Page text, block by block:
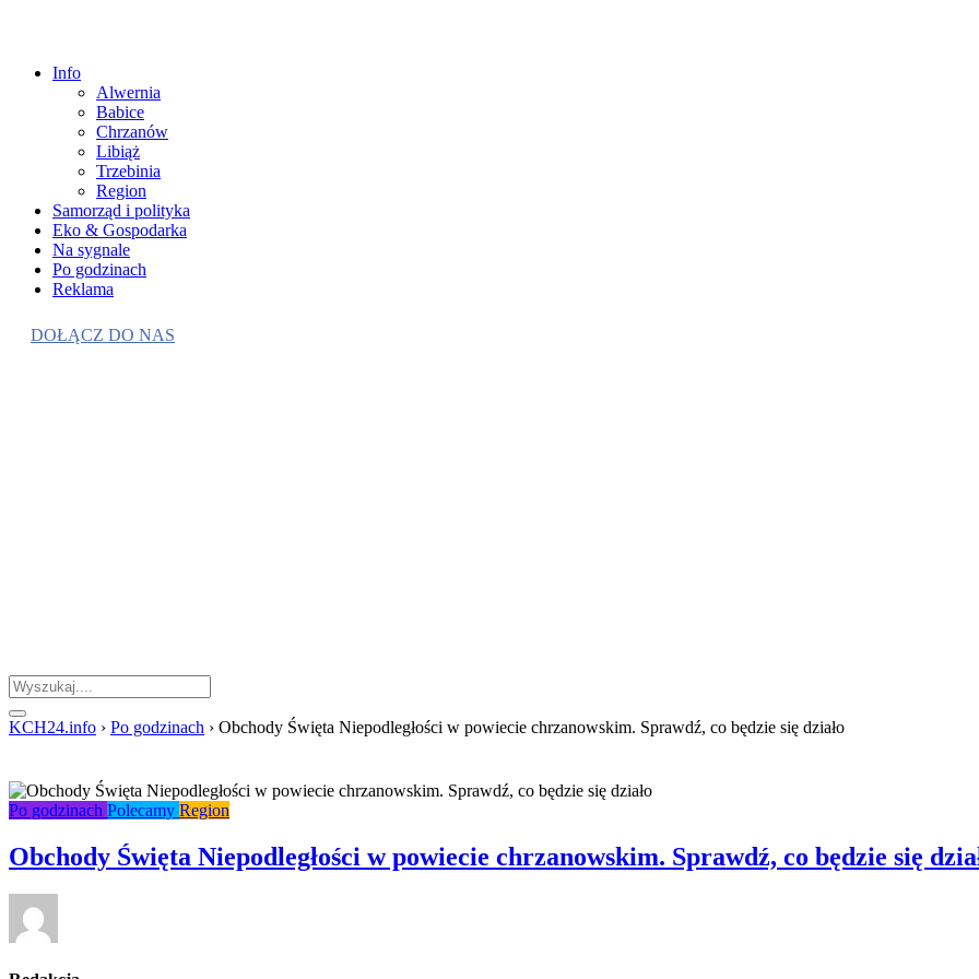
Info
Alwernia
Babice
Chrzanów
Libiąż
Trzebinia
Region
Samorząd i polityka
Eko & Gospodarka
Na sygnale
Po godzinach
Reklama
DOŁĄCZ DO NAS
KCH24.info › Po godzinach › Obchody Święta Niepodległości w powiecie chrzanowskim. Sprawdź, co będzie się działo
Po godzinach Polecamy Region
Obchody Święta Niepodległości w powiecie chrzanowskim. Sprawdź, co będzie się